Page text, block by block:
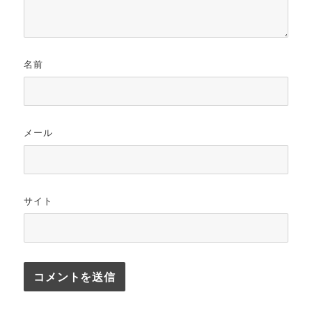
名前
メール
サイト